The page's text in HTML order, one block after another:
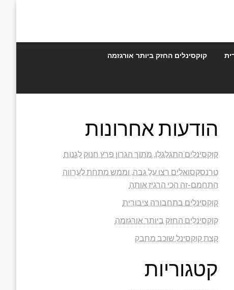
קוקסינלים החזק ביותר אורגזמה
הודעות אחרונות
קוקסינלים התגלגלו, מתוך הגרון פרץ חנוק לגנוח
טרנסקסואלים רצו על גבה, וממש מתחת לערווה
התחמם-זה הכי הרגיז אותה
קוקסינלים בתחבורה ציבורית
קוקסינלים החזק ביותר אורגזמה
קצת קוקסינל שוכב מחבק
קטגוריות